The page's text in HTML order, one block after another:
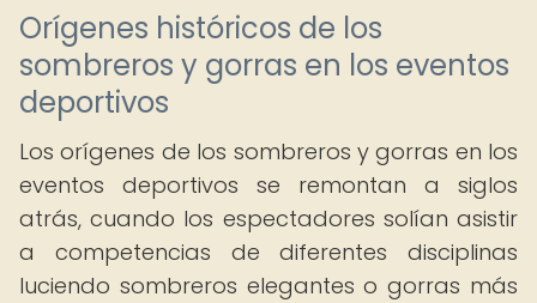
Orígenes históricos de los
sombreros y gorras en los eventos
deportivos
Los orígenes de los sombreros y gorras en los
eventos deportivos se remontan a siglos
atrás, cuando los espectadores solían asistir
a competencias de diferentes disciplinas
luciendo sombreros elegantes o gorras más